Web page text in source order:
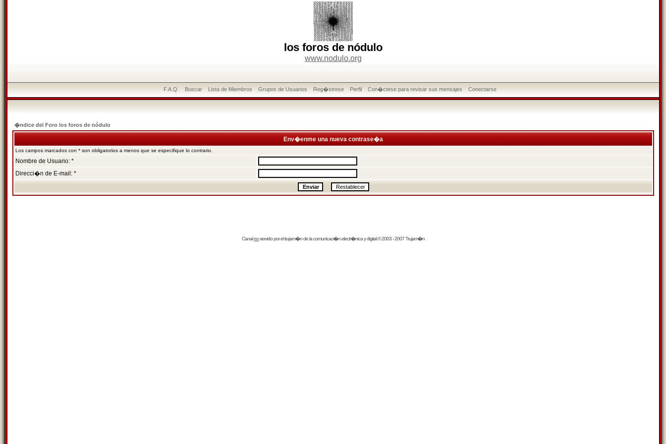
los foros de nódulo
www.nodulo.org
F.A.Q. Buscar Lista de Miembros Grupos de Usuarios Reg�strese Perfil Con�ctese para revisar sus mensajes Conectarse
�ndice del Foro los foros de nódulo
Env�enme una nueva contrase�a
Los campos marcados con * son obligatorios a menos que se especifique lo contrario.
Nombre de Usuario: *
Direcci�n de E-mail: *
Canalrssservido por eltrujam�nde la comunicaci�n electr�nica y digital © 2003 - 2007 Trujam�n